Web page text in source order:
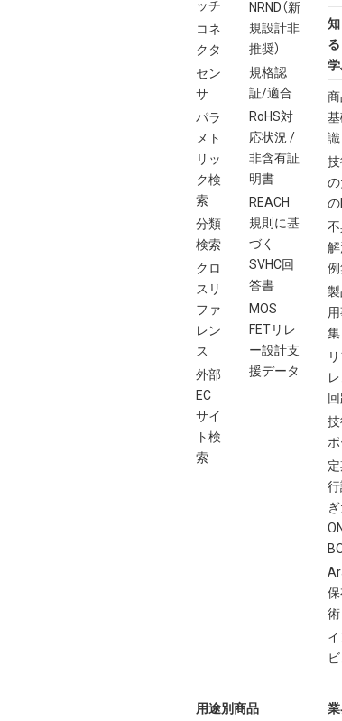
ッチ
コネ
クタ
セン
サ
パラ
メト
リッ
ク検
索
分類
検索
クロ
スリ
ファ
レン
ス
外部
EC
サイ
ト検
索
NRND（新
規設計非
推奨）
規格認
証/適合
RoHS対
応状況 /
非含有証
明書
REACH
規則に基
づく
SVHC回
答書
MOS
FETリレ
ー設計支
援データ
知
識
の
集
術
用途別商品